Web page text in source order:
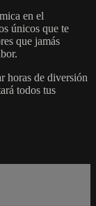
en el
únicos que te
que jamás
horas de diversión
todos tus